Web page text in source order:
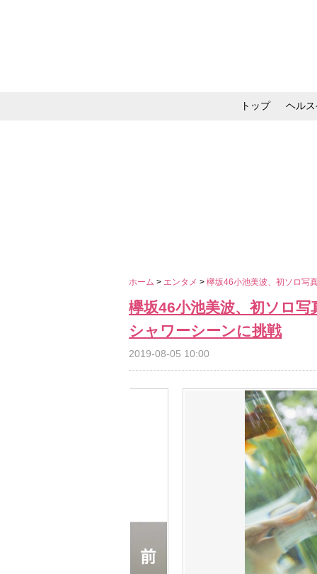
トップ ヘル
ホーム > エンタメ > 欅坂46小池美波、初ソロ写
欅坂46小池美波、初ソロ
シャワーシーンに挑戦
2019-08-05 10:00